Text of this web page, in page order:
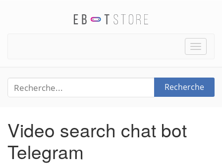
Toggle
Recherche
Video search chat bot
Telegram